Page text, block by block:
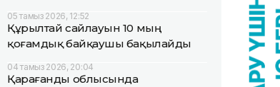
05 тамыз 2026, 12:52
Құрылтай сайлауын 10 мың
қоғамдық байқаушы бақылайды
04 тамыз 2026, 20:04
Қарағанды облысында